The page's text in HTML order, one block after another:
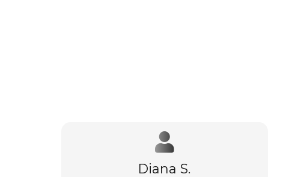
Diana S.